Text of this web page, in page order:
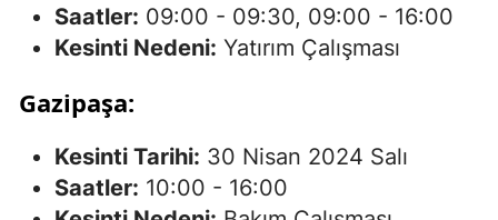
Saatler: 09:00 - 09:30, 09:00 - 16:00
Kesinti Nedeni: Yatırım Çalışması
Gazipaşa:
Kesinti Tarihi: 30 Nisan 2024 Salı
Saatler: 10:00 - 16:00